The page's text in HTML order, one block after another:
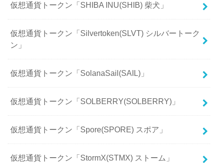
仮想通貨トークン「SHIBA INU(SHIB) 柴犬」
仮想通貨トークン「Silvertoken(SLVT) シルバートーク
ン」
仮想通貨トークン「SolanaSail(SAIL)」
仮想通貨トークン「SOLBERRY(SOLBERRY)」
仮想通貨トークン「Spore(SPORE) スポア」
仮想通貨トークン「StormX(STMX) ストーム」